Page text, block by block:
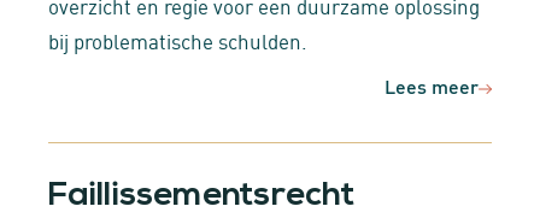
bij problematische schulden.
Lees meer
Faillissementsrecht